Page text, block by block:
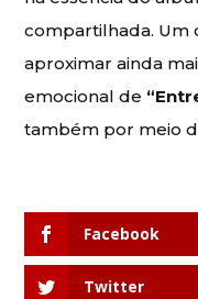
compartilhada. Um
aproximar ainda
emocional de
também por meio
Facebook
Twitter